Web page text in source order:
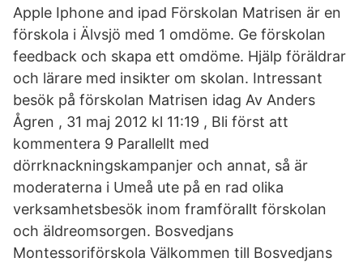
Apple Iphone and ipad Förskolan Matrisen är en
förskola i Älvsjö med 1 omdöme. Ge förskolan
feedback och skapa ett omdöme. Hjälp föräldrar
och lärare med insikter om skolan. Intressant
besök på förskolan Matrisen idag Av Anders
Ågren , 31 maj 2012 kl 11:19 , Bli först att
kommentera 9 Parallellt med
dörrknackningskampanjer och annat, så är
moderaterna i Umeå ute på en rad olika
verksamhetsbesök inom framförallt förskolan
och äldreomsorgen. Bosvedjans
Montessoriförskola Välkommen till Bosvedjans